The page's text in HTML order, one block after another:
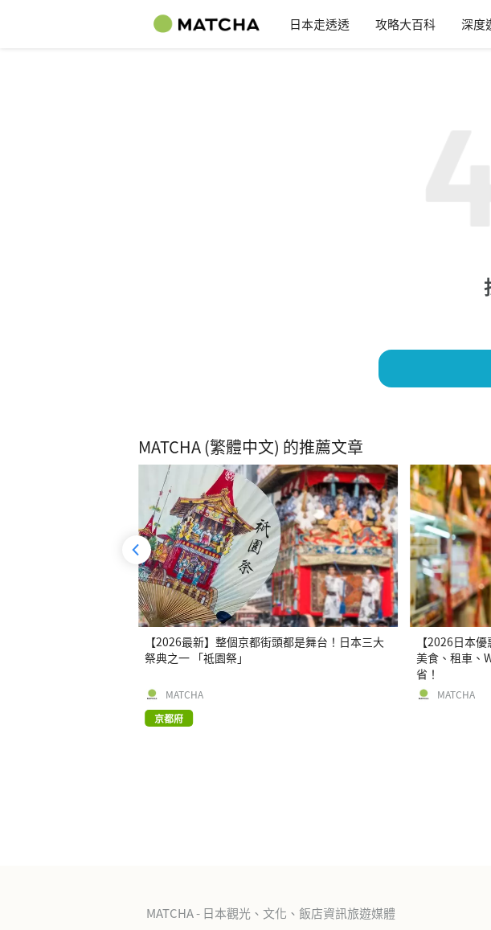
日本走透透 攻略大百科 深度
MATCHA (繁體中文) 的推薦文章
【2026最新】整個京都街頭都是舞台！日本三大
祭典之一 「祗園祭」
MATCHA
京都府
【2026日本
美食、租車、
省！
MATCHA
MATCHA - 日本觀光、文化、飯店資訊旅遊媒體